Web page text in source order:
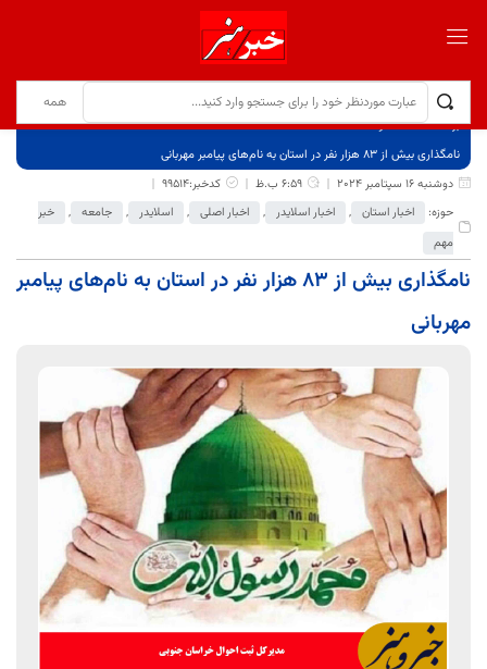
برگ نخست
نوشته‌ها
نامگذاری بیش از ۸۳ هزار نفر در استان به نام‌های پیامبر مهربانی
دوشنبه 16 سپتامبر 2024
6:59 ب.ظ
کدخبر:99514
حوزه:
اخبار استان , اخبار اسلایدر , اخبار اصلی , اسلایدر , جامعه ,
خبر
مهم
نامگذاری بیش از ۸۳ هزار نفر در استان به نام‌های پیامبر
مهربانی